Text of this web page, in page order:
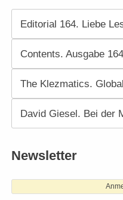
Editorial 164. Liebe
Contents. Ausgabe 164
The Klezmatics.
David Giesel. Bei der
Newsletter